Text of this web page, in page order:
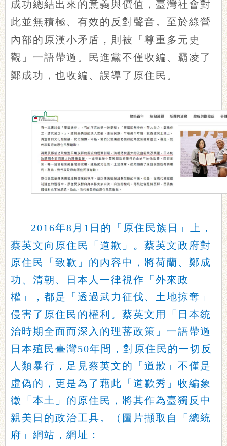
成功總結出來的意義與價值，臺灣社會對
此並無積極、有效的反對聲音。至於綠營
內部的原漢小矛盾，則被「尊重多元史
觀」一語帶過。民進黨不僅收編、霸凌了
鄭成功，也收編、誤導了原住民。
2016年8月1日的「原住民族日」上，
蔡英文向原住民「道歉」。蔡英文政府對
原住民「致歉」的內容中，將荷蘭、鄭成
功、清朝、日本人一律視作「外來政
權」，都是「透過武力征伐、土地掠奪」
侵害了原住民的權利。蔡英文用「日本統
治時期全面而深入的理蕃政策」一語帶過
日本殖民臺灣50年間，對原住民的一切反
人類暴行，足見蔡英文的「道歉」不僅是
虛偽的，更是為了藉此「道歉秀」收編象
徵「本土」的原住民，將其作為臺獨反中
親美日的政治工具。（圖片擷取自「總統
府」網站，網址：